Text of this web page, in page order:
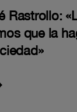
Rastrollo:
que la